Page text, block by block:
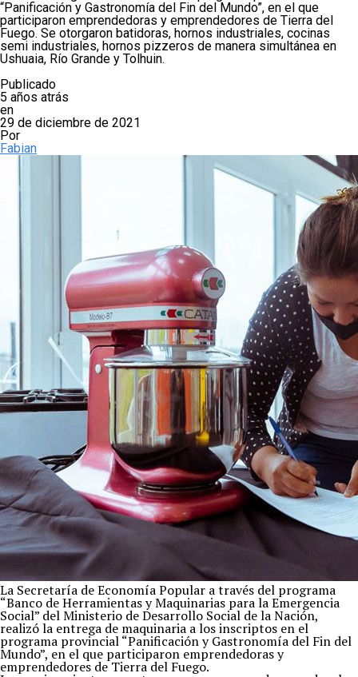
“Panificación y Gastronomía del Fin del Mundo”, en el que
participaron emprendedoras y emprendedores de Tierra del
Fuego. Se otorgaron batidoras, hornos industriales, cocinas
semi industriales, hornos pizzeros de manera simultánea en
Ushuaia, Río Grande y Tolhuin.
Publicado
5 años atrás
en
29 de diciembre de 2021
Por
Fabian
La Secretaría de Economía Popular a través del programa
“Banco de Herramientas y Maquinarias para la Emergencia
Social” del Ministerio de Desarrollo Social de la Nación,
realizó la entrega de maquinaria a los inscriptos en el
programa provincial “Panificación y Gastronomía del Fin del
Mundo”, en el que participaron emprendedoras y
emprendedores de Tierra del Fuego.